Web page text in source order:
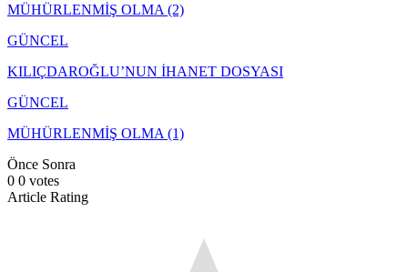
MÜHÜRLENMİŞ OLMA (2)
GÜNCEL
KILIÇDAROĞLU’NUN İHANET DOSYASI
GÜNCEL
MÜHÜRLENMİŞ OLMA (1)
Önce Sonra
0 0 votes
Article Rating